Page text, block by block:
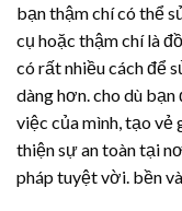
bạn thậm chí có thể
cụ hoặc thậm chí là
có rất nhiều cách để
dàng hơn. cho dù
việc của mình, tạo vẻ
thiện sự an toàn tại
pháp tuyệt vời. bền và